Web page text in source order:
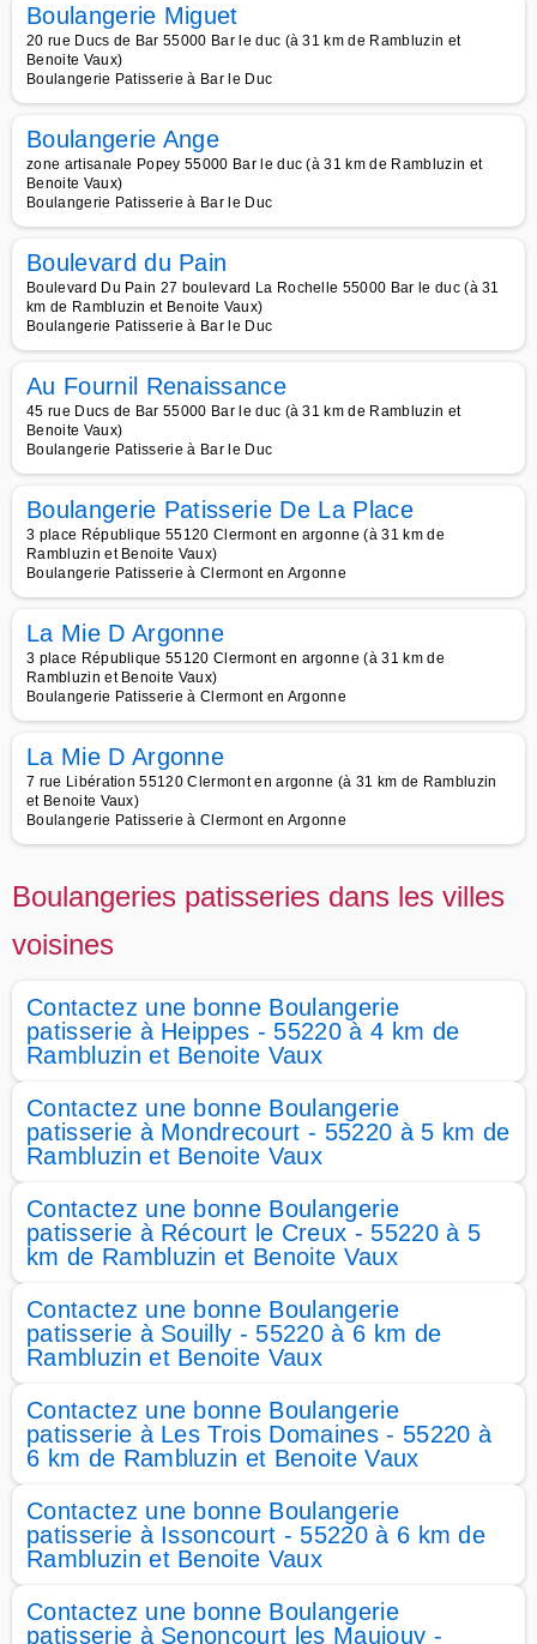
Boulangerie Miguet
20 rue Ducs de Bar 55000 Bar le duc (à 31 km de Rambluzin et
Benoite Vaux)
Boulangerie Patisserie à Bar le Duc
Boulangerie Ange
zone artisanale Popey 55000 Bar le duc (à 31 km de Rambluzin et
Benoite Vaux)
Boulangerie Patisserie à Bar le Duc
Boulevard du Pain
Boulevard Du Pain 27 boulevard La Rochelle 55000 Bar le duc (à 31
km de Rambluzin et Benoite Vaux)
Boulangerie Patisserie à Bar le Duc
Au Fournil Renaissance
45 rue Ducs de Bar 55000 Bar le duc (à 31 km de Rambluzin et
Benoite Vaux)
Boulangerie Patisserie à Bar le Duc
Boulangerie Patisserie De La Place
3 place République 55120 Clermont en argonne (à 31 km de
Rambluzin et Benoite Vaux)
Boulangerie Patisserie à Clermont en Argonne
La Mie D Argonne
3 place République 55120 Clermont en argonne (à 31 km de
Rambluzin et Benoite Vaux)
Boulangerie Patisserie à Clermont en Argonne
La Mie D Argonne
7 rue Libération 55120 Clermont en argonne (à 31 km de Rambluzin
et Benoite Vaux)
Boulangerie Patisserie à Clermont en Argonne
Boulangeries patisseries dans les villes
voisines
Contactez une bonne Boulangerie
patisserie à Heippes - 55220 à 4 km de
Rambluzin et Benoite Vaux
Contactez une bonne Boulangerie
patisserie à Mondrecourt - 55220 à 5 km de
Rambluzin et Benoite Vaux
Contactez une bonne Boulangerie
patisserie à Récourt le Creux - 55220 à 5
km de Rambluzin et Benoite Vaux
Contactez une bonne Boulangerie
patisserie à Souilly - 55220 à 6 km de
Rambluzin et Benoite Vaux
Contactez une bonne Boulangerie
patisserie à Les Trois Domaines - 55220 à
6 km de Rambluzin et Benoite Vaux
Contactez une bonne Boulangerie
patisserie à Issoncourt - 55220 à 6 km de
Rambluzin et Benoite Vaux
Contactez une bonne Boulangerie
patisserie à Senoncourt les Maujouy -